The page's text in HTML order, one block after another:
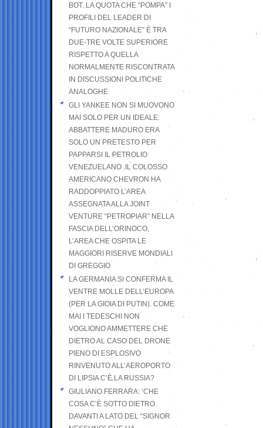
BOT. LA QUOTA CHE “POMPA” I
PROFILI DEL LEADER DI
“FUTURO NAZIONALE” È TRA
DUE-TRE VOLTE SUPERIORE
RISPETTO A QUELLA
NORMALMENTE RISCONTRATA
IN DISCUSSIONI POLITICHE
ANALOGHE
GLI YANKEE NON SI MUOVONO
MAI SOLO PER UN IDEALE:
ABBATTERE MADURO ERA
SOLO UN PRETESTO PER
PAPPARSI IL PETROLIO
VENEZUELANO .IL COLOSSO
AMERICANO CHEVRON HA
RADDOPPIATO L’AREA
ASSEGNATA ALLA JOINT
VENTURE “PETROPIAR” NELLA
FASCIA DELL’ORINOCO,
L’AREA CHE OSPITA LE
MAGGIORI RISERVE MONDIALI
DI GREGGIO
LA GERMANIA SI CONFERMA IL
VENTRE MOLLE DELL’EUROPA
(PER LA GIOIA DI PUTIN). COME
MAI I TEDESCHI NON
VOGLIONO AMMETTERE CHE
DIETRO AL CASO DEL DRONE
PIENO DI ESPLOSIVO
RINVENUTO ALL’AEROPORTO
DI LIPSIA C’È LA RUSSIA?
GIULIANO FERRARA: ’CHE
COSA C’È SOTTO DIETRO
DAVANTI A LATO DEL “SIGNOR